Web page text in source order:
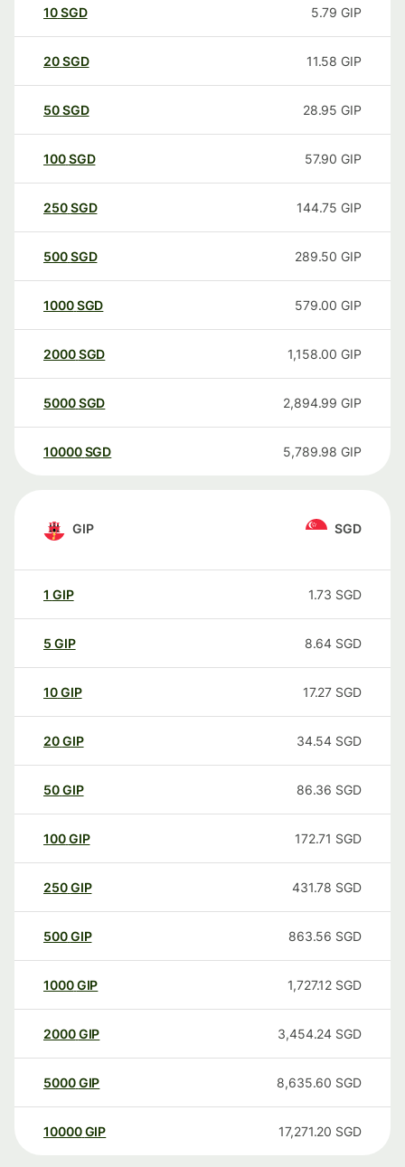
10SGD 5.79 GIP
20SGD 11.58 GIP
50SGD 28.95 GIP
100SGD 57.90 GIP
250SGD 144.75 GIP
500SGD 289.50 GIP
1000SGD 579.00 GIP
2000SGD 1,158.00 GIP
5000SGD 2,894.99 GIP
10000 SGD 5,789.98 GIP
GIP SGD
1 GIP 1.73 SGD
5 GIP 8.64 SGD
10GIP 17.27 SGD
20GIP 34.54 SGD
50GIP 86.36 SGD
100GIP 172.71 SGD
250GIP 431.78 SGD
500GIP 863.56 SGD
1000GIP 1,727.12 SGD
2000GIP 3,454.24 SGD
5000GIP 8,635.60 SGD
10000 GIP 17,271.20 SGD